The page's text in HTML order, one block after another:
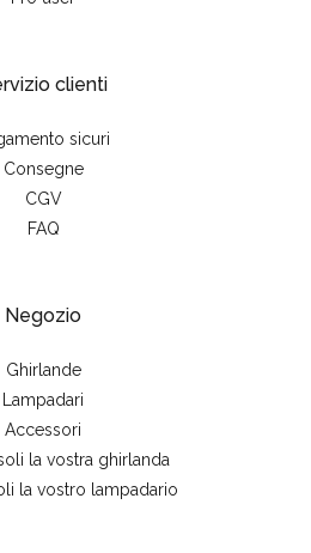
clienti
sicuri
Consegne
CGV
FAQ
Negozio
Ghirlande
Lampadari
Accessori
la vostra ghirlanda
la vostro lampadario